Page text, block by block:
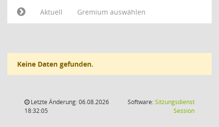
Aktuell
Gremium auswählen
Keine Daten gefunden.
Letzte Änderung: 06.08.2026
18:32:05
Software:Sitzungsdienst
Session(Wird in